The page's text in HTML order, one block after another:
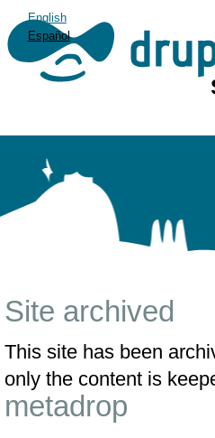
Site archived
This site has been
only the content is
metadrop
English
Español